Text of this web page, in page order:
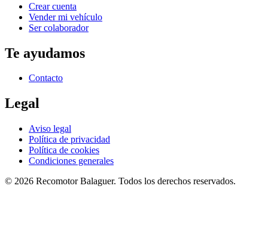
Crear cuenta
Vender mi vehículo
Ser colaborador
Te ayudamos
Contacto
Legal
Aviso legal
Política de privacidad
Política de cookies
Condiciones generales
© 2026 RecomotorBalaguer. Todos los derechos reservados.